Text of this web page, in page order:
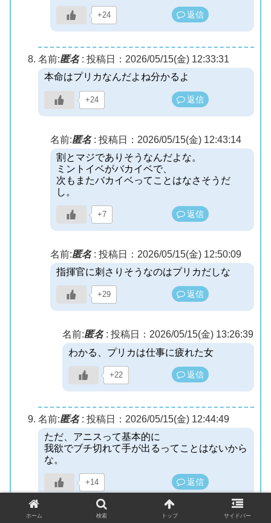
+24 返信
名前:匿名: 投稿日：2026/05/15(金) 12:33:31
本命はプリカなんだよね分かるよ
+24 返信
名前:匿名: 投稿日：2026/05/15(金) 12:43:14
割とマジでありそうなんだよな。
ミントイベがバカイベで、
次もまたバカイベってことはなさそうだ
し。
+7 返信
名前:匿名: 投稿日：2026/05/15(金) 12:50:09
指揮官に刺さりそうなのはプリカだしな
+29 返信
名前:匿名: 投稿日：2026/05/15(金) 13:26:39
わかる、プリカは仕事に疲れた女
+22 返信
名前:匿名: 投稿日：2026/05/15(金) 12:44:49
ただ、アニスって基本的に
我欲でブチ切れて手が出るってことはないから
な。
+14 返信
ホーム 検索 トップ サイドバー